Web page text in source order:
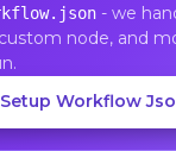
- we
node, and
Workflow